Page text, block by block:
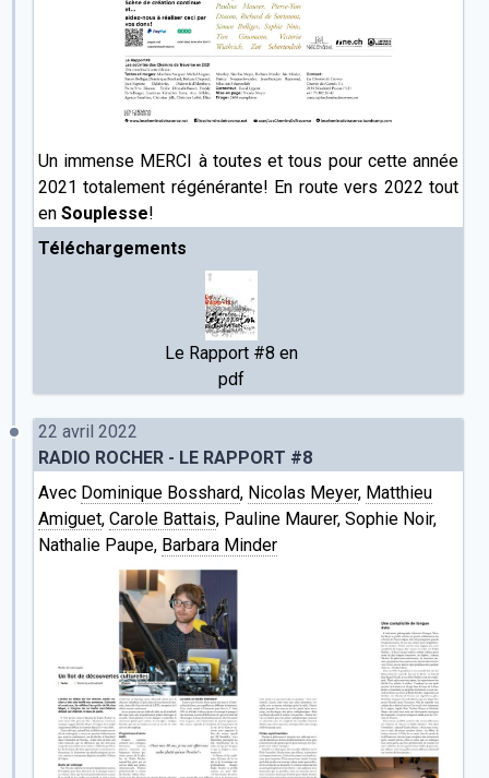
Un immense MERCI à toutes et tous pour cette année
2021 totalement régénérante! En route vers 2022 tout
en Souplesse!
Téléchargements
Le Rapport #8 en
pdf
22 avril 2022
RADIO ROCHER - LE RAPPORT #8
Avec Dominique Bosshard, Nicolas Meyer, Matthieu
Amiguet, Carole Battais, Pauline Maurer, Sophie Noir,
Nathalie Paupe, Barbara Minder